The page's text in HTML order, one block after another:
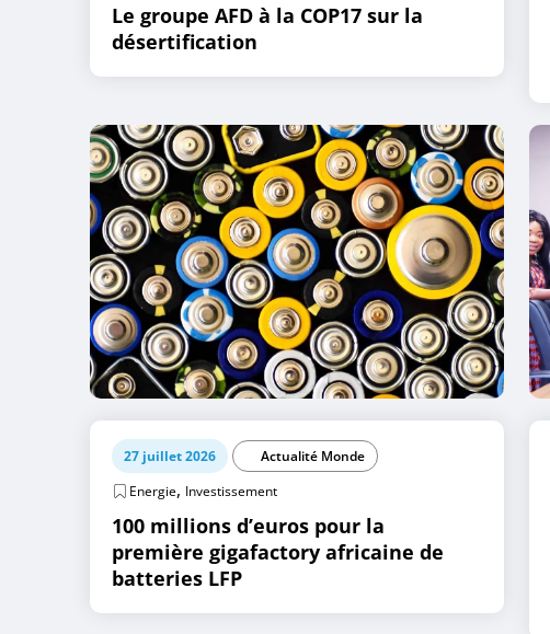
Le groupe AFD à la COP17 sur la
désertification
27 juillet 2026
Actualité Monde
Energie, Investissement
100 millions d’euros pour la
première gigafactory africaine de
batteries LFP